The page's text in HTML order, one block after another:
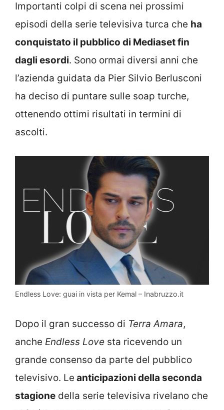
Importanti colpi di scena nei prossimi
episodi della serie televisiva turca che ha
conquistato il pubblico di Mediaset fin
dagli esordi. Sono ormai diversi anni che
l’azienda guidata da Pier Silvio Berlusconi
ha deciso di puntare sulle soap turche,
ottenendo ottimi risultati in termini di
ascolti.
Endless Love: guai in vista per Kemal – Inabruzzo.it
Dopo il gran successo di Terra Amara,
anche Endless Love sta ricevendo un
grande consenso da parte del pubblico
televisivo. Le anticipazioni della seconda
stagione della serie televisiva rivelano che